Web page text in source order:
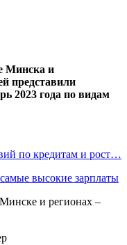
Минска и
представили
2023 года по видам
по кредитам и рост…
высокие зарплаты